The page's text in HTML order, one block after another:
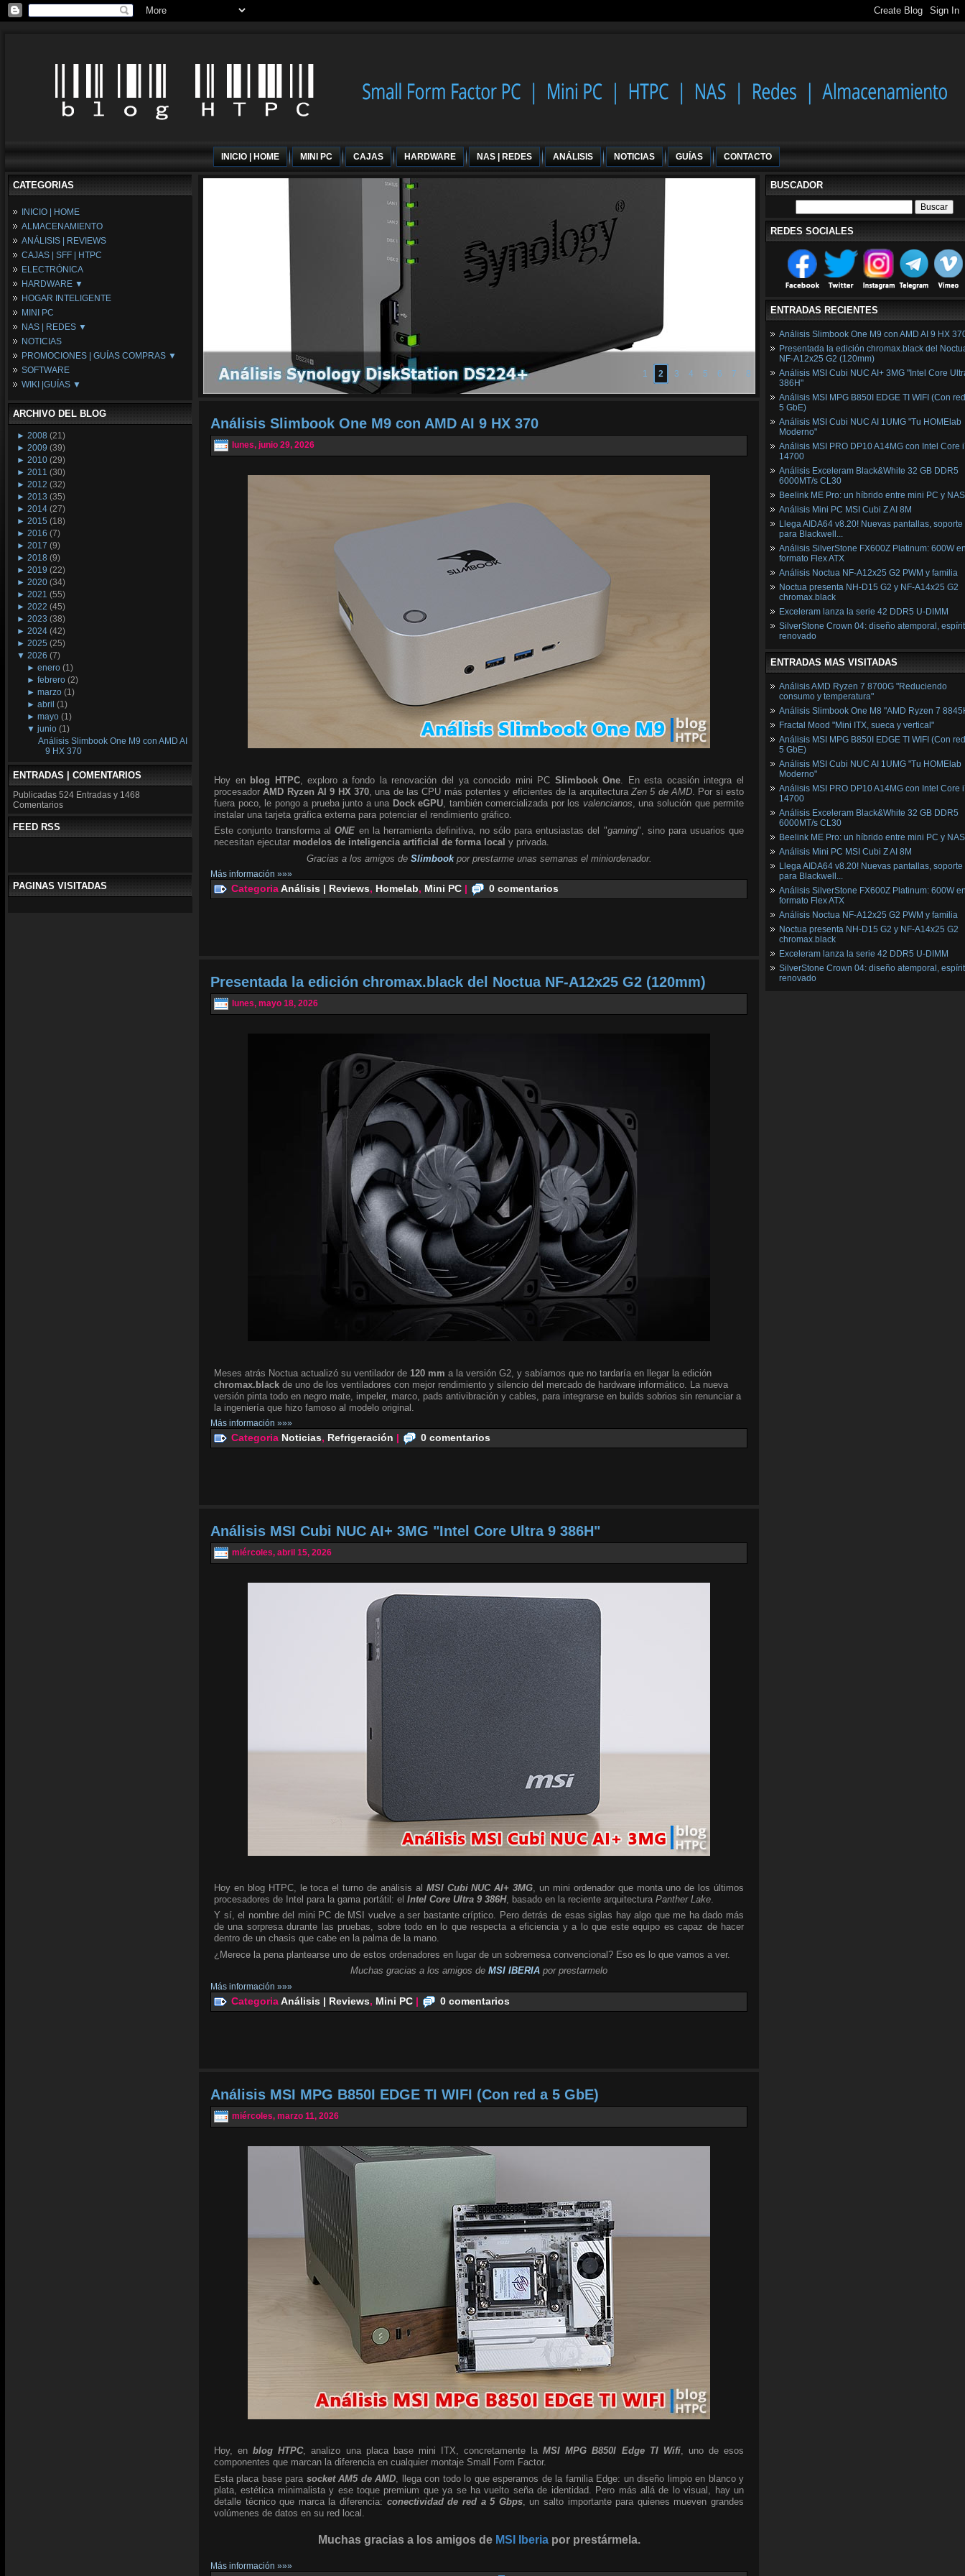
INICIO | HOME MINI PC CAJAS HARDWARE NAS | REDES ANÁLISIS NOTICIAS GUÍAS CONTACTO
CATEGORIAS
INICIO | HOME
ALMACENAMIENTO
ANÁLISIS | REVIEWS
CAJAS | SFF | HTPC
ELECTRÓNICA
HARDWARE ▼
Fuentes de Alimentación
Memória RAM
Placas Base
Procesadores
Periféricos
Refrigeración
Tarjetas Gráficas
HOGAR INTELIGENTE
MINI PC
NAS | REDES ▼
NAS
Espacio Synology
Redes
NOTICIAS
PROMOCIONES | GUÍAS COMPRAS ▼
Configuraciones Ordenadores
Guías de Compras
SOFTWARE
WIKI |GUÍAS ▼
Wikipedia
ARCHIVO DEL BLOG
► 2008 (21)
► 2009 (39)
► 2010 (29)
► 2011 (30)
► 2012 (32)
► 2013 (35)
► 2014 (27)
► 2015 (18)
► 2016 (7)
► 2017 (9)
► 2018 (9)
► 2019 (22)
► 2020 (34)
► 2021 (55)
► 2022 (45)
► 2023 (38)
► 2024 (42)
► 2025 (25)
▼ 2026 (7)
►enero (1)
►febrero (2)
►marzo (1)
►abril (1)
►mayo (1)
▼junio (1)
Análisis Slimbook One M9 con AMD AI
9 HX 370
ENTRADAS | COMENTARIOS
Publicadas 524 Entradas y 1468
Comentarios
FEED RSS
PAGINAS VISITADAS
1 2 3 4 5 6 7 8
Análisis Slimbook One M9 con AMD AI 9 HX 370
lunes, junio 29, 2026
Hoy en blog HTPC, exploro a fondo la renovación del ya conocido mini PC Slimbook One . En esta ocasión integra el
procesadorAMD Ryzen AI 9 HX 370 , una de las CPU más potentes y eficientes de la arquitecturaZen 5 de AMD . Por si esto
fuera poco, le pongo a prueba junto a una Dock eGPU , también comercializada por los valencianos , una solución que permite
instalar una tarjeta gráfica externa para potenciar el rendimiento gráfico.
Este conjunto transforma alONE en la herramienta definitiva, no sólo para entusiastas del "gaming", sino para usuarios que
necesitan ejecutar modelos de inteligencia artificial de forma local y privada.
Gracias a los amigos de Slimbook por prestarme unas semanas el miniordenador.
Más información »»»
CategoriaAnálisis | Reviews, Homelab, Mini PC | 0 comentarios
Presentada la edición chromax.black del Noctua NF‑A12x25 G2 (120mm)
lunes, mayo 18, 2026
Meses atrás Noctua actualizó su ventilador de 120 mm a la versión G2, y sabíamos que no tardaría en llegar la edición
chromax.black de uno de los ventiladores con mejor rendimiento y silencio del mercado de hardware informático. La nueva
versión pinta todo en negro mate, impeler, marco, pads antivibración y cables, para integrarse en builds sobrios sin renunciar a
la ingeniería que hizo famoso al modelo original.
Más información »»»
Categoria Noticias, Refrigeración | 0 comentarios
Análisis MSI Cubi NUC AI+ 3MG "Intel Core Ultra 9 386H"
miércoles, abril 15, 2026
Hoy en blog HTPC, le toca el turno de análisis al MSI Cubi NUC AI+ 3MG , un mini ordenador que monta uno de los últimos
procesadores de Intel para la gama portátil: el Intel Core Ultra 9 386H, basado en la reciente arquitectura Panther Lake
Y sí, el nombre del mini PC de MSI vuelve a ser bastante críptico. Pero detrás de esas siglas hay algo que me ha dado más
de una sorpresa durante las pruebas, sobre todo en lo que respecta a eficiencia y a lo que este equipo es capaz de hacer
dentro de un chasis que cabe en la palma de la mano.
¿Merece la pena plantearse uno de estos ordenadores en lugar de un sobremesa convencional? Eso es lo que vamos a ver.
Muchas gracias a los amigos de MSI IBERIA por prestarmelo
Más información »»»
CategoriaAnálisis | Reviews, Mini PC | 0 comentarios
Análisis MSI MPG B850I EDGE TI WIFI (Con red a 5 GbE)
miércoles, marzo 11, 2026
Hoy, enblog HTPC, analizo una placa base mini ITX, concretamente laMSI MPG B850I Edge TI Wifi, uno de esos
componentes que marcan la diferencia en cualquier montaje Small Form Factor.
Esta placa base para socket AM5 de AMD , llega con todo lo que esperamos de la familia Edge: un diseño limpio en blanco y
plata, estética minimalista y ese toque premium que ya se ha vuelto seña de identidad. Pero más allá de lo visual, hay un
detalle técnico que marca la diferencia: conectividad de red a 5 Gbps, un salto importante para quienes mueven grandes
volúmenes de datos en su red local.
Muchas gracias a los amigos de MSI Iberiapor prestármela.
Más información »»»
BUSCADOR
REDES SOCIALES
ENTRADAS RECIENTES
Análisis Slimbook One M9 con AMD AI 9 HX
Presentada la edición chromax.black del
NF‑A12x25 G2 (120mm)
Análisis MSI Cubi NUC AI+ 3MG "Intel Core
386H"
Análisis MSI MPG B850I EDGE TI WIFI (Con
5 GbE)
Análisis MSI Cubi NUC AI 1UMG "Tu HOMElab
Moderno"
Análisis MSI PRO DP10 A14MG con Intel Core
14700
Análisis Exceleram Black&White 32 GB DDR5
6000MT/s CL30
Beelink ME Pro: un híbrido entre mini PC y NAS
Análisis Mini PC MSI Cubi Z AI 8M
Llega AIDA64 v8.20! Nuevas pantallas, soporte
para Blackwell...
Análisis SilverStone FX600Z Platinum: 600W
formato Flex ATX
Análisis Noctua NF-A12x25 G2 PWM y familia
Noctua presenta NH-D15 G2 y NF-A14x25 G2
chromax.black
Exceleram lanza la serie 42 DDR5 U-DIMM
SilverStone Crown 04: diseño atemporal,
renovado
ENTRADAS MAS VISITADAS
Análisis AMD Ryzen 7 8700G "Reduciendo
consumo y temperatura"
Análisis Slimbook One M8 "AMD Ryzen 7
Fractal Mood "Mini ITX, sueca y vertical"
Análisis MSI MPG B850I EDGE TI WIFI (Con
5 GbE)
Análisis MSI Cubi NUC AI 1UMG "Tu HOMElab
Moderno"
Análisis MSI PRO DP10 A14MG con Intel Core
14700
Análisis Exceleram Black&White 32 GB DDR5
6000MT/s CL30
Beelink ME Pro: un híbrido entre mini PC y NAS
Análisis Mini PC MSI Cubi Z AI 8M
Llega AIDA64 v8.20! Nuevas pantallas, soporte
para Blackwell...
Análisis SilverStone FX600Z Platinum: 600W
formato Flex ATX
Análisis Noctua NF-A12x25 G2 PWM y familia
Noctua presenta NH-D15 G2 y NF-A14x25 G2
chromax.black
Exceleram lanza la serie 42 DDR5 U-DIMM
SilverStone Crown 04: diseño atemporal,
renovado